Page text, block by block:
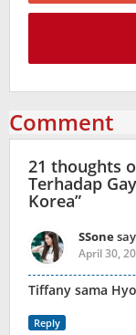
Comment
21 thoughts
Terhadap
Korea”
SSone
April 30,
Tiffany sama
Reply